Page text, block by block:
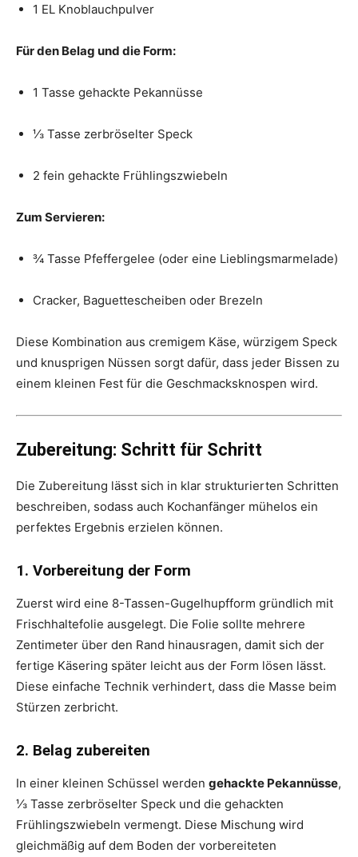
1 EL Knoblauchpulver
Für den Belag und die Form:
1 Tasse gehackte Pekannüsse
⅓ Tasse zerbröselter Speck
2 fein gehackte Frühlingszwiebeln
Zum Servieren:
¾ Tasse Pfeffergelee (oder eine Lieblingsmarmelade)
Cracker, Baguettescheiben oder Brezeln
Diese Kombination aus cremigem Käse, würzigem Speck
und knusprigen Nüssen sorgt dafür, dass jeder Bissen zu
einem kleinen Fest für die Geschmacksknospen wird.
Zubereitung: Schritt für Schritt
Die Zubereitung lässt sich in klar strukturierten Schritten
beschreiben, sodass auch Kochanfänger mühelos ein
perfektes Ergebnis erzielen können.
1. Vorbereitung der Form
Zuerst wird eine 8-Tassen-Gugelhupfform gründlich mit
Frischhaltefolie ausgelegt. Die Folie sollte mehrere
Zentimeter über den Rand hinausragen, damit sich der
fertige Käsering später leicht aus der Form lösen lässt.
Diese einfache Technik verhindert, dass die Masse beim
Stürzen zerbricht.
2. Belag zubereiten
In einer kleinen Schüssel werden gehackte Pekannüsse,
⅓ Tasse zerbröselter Speck und die gehackten
Frühlingszwiebeln vermengt. Diese Mischung wird
gleichmäßig auf dem Boden der vorbereiteten